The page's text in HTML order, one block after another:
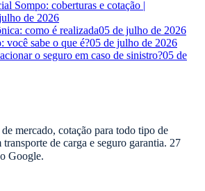
Sompo: coberturas e cotação |
de 2026
como é realizada05 de julho de 2026
você sabe o que é?05 de julho de 2026
o seguro em caso de sinistro?05 de
mercado, cotação para todo tipo de
de carga e seguro garantia. 27
Google.